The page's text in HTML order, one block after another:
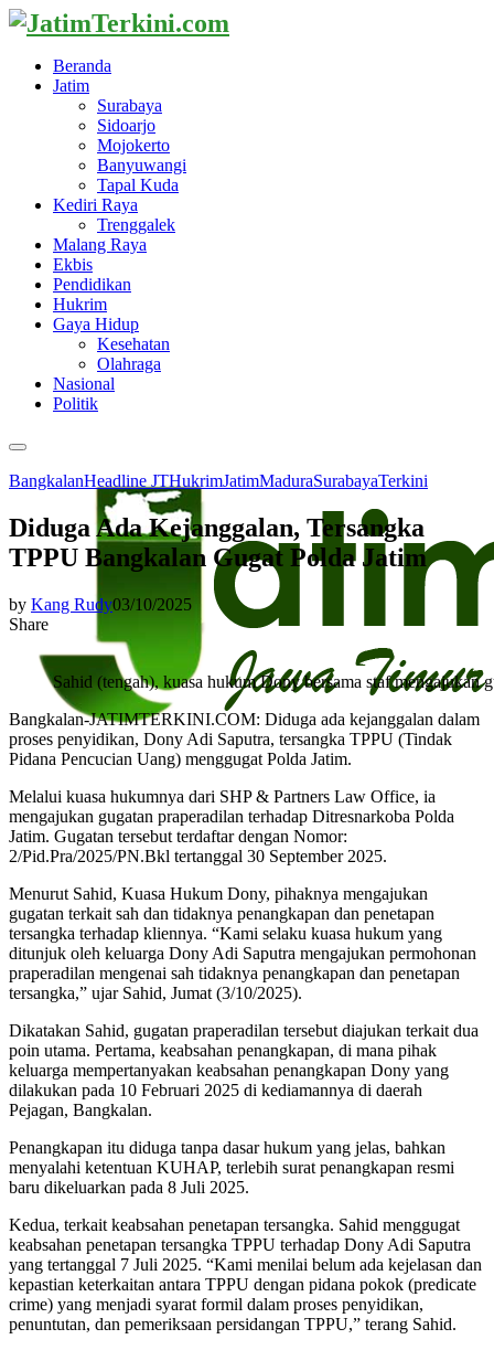
Beranda
Jatim
Surabaya
Sidoarjo
Mojokerto
Banyuwangi
Tapal Kuda
Kediri Raya
Trenggalek
Malang Raya
Ekbis
Pendidikan
Hukrim
Gaya Hidup
Kesehatan
Olahraga
Nasional
Politik
Primary
Menu
BangkalanHeadline JTHukrimJatimMaduraSurabayaTerkini
Diduga Ada Kejanggalan, Tersangka
TPPU Bangkalan Gugat Polda Jatim
by Kang Rudy03/10/2025
Share
Sahid (tengah), kuasa hukum Dony bersama staf mengajukan
Bangkalan-JATIMTERKINI.COM: Diduga ada kejanggalan dalam
proses penyidikan, Dony Adi Saputra, tersangka TPPU (Tindak
Pidana Pencucian Uang) menggugat Polda Jatim.
Melalui kuasa hukumnya dari SHP & Partners Law Office, ia
mengajukan gugatan praperadilan terhadap Ditresnarkoba Polda
Jatim. Gugatan tersebut terdaftar dengan Nomor:
2/Pid.Pra/2025/PN.Bkl tertanggal 30 September 2025.
Menurut Sahid, Kuasa Hukum Dony, pihaknya mengajukan
gugatan terkait sah dan tidaknya penangkapan dan penetapan
tersangka terhadap kliennya. “Kami selaku kuasa hukum yang
ditunjuk oleh keluarga Dony Adi Saputra mengajukan permohonan
praperadilan mengenai sah tidaknya penangkapan dan penetapan
tersangka,” ujar Sahid, Jumat (3/10/2025).
Dikatakan Sahid, gugatan praperadilan tersebut diajukan terkait dua
poin utama. Pertama, keabsahan penangkapan, di mana pihak
keluarga mempertanyakan keabsahan penangkapan Dony yang
dilakukan pada 10 Februari 2025 di kediamannya di daerah
Pejagan, Bangkalan.
Penangkapan itu diduga tanpa dasar hukum yang jelas, bahkan
menyalahi ketentuan KUHAP, terlebih surat penangkapan resmi
baru dikeluarkan pada 8 Juli 2025.
Kedua, terkait keabsahan penetapan tersangka. Sahid menggugat
keabsahan penetapan tersangka TPPU terhadap Dony Adi Saputra
yang tertanggal 7 Juli 2025. “Kami menilai belum ada kejelasan dan
kepastian keterkaitan antara TPPU dengan pidana pokok (predicate
crime) yang menjadi syarat formil dalam proses penyidikan,
penuntutan, dan pemeriksaan persidangan TPPU,” terang Sahid.